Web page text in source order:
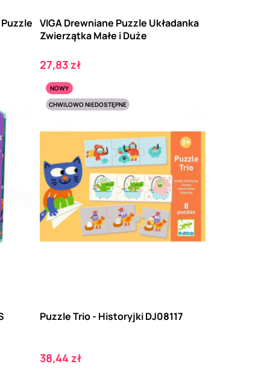
Puzzle VIGA Drewniane Puzzle Układanka
Zwierzątka Małe i Duże
Cena
27,83 zł
NOWY
CHWILOWO NIEDOSTĘPNE
Puzzle Trio - Historyjki DJ08117
Cena
38,44 zł